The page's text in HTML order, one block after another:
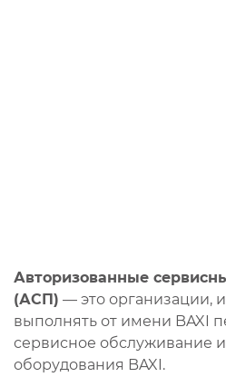
Авторизованные
(АСП) — это организации,
выполнять от имени BAXI
сервисное обслуживание
оборудования BAXI.